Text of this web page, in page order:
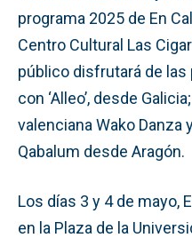
programa 2025 de En
Centro Cultural Las
público disfrutará de
con ‘Alleo’, desde
valenciana Wako Danza
Qabalum desde Aragón.
Los días 3 y 4 de mayo,
en la Plaza de la